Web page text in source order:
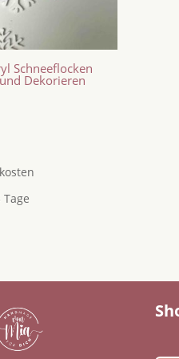
Schneeflocken
Dekorieren
Tage